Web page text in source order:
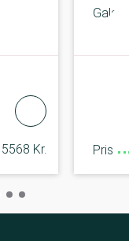
5568 Kr. Pris